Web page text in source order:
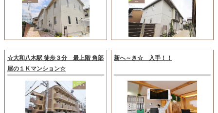
☆大和八木駅 徒歩３分 最上階 角部
屋の１Ｋマンション☆
新へ～き☆ 入手！！